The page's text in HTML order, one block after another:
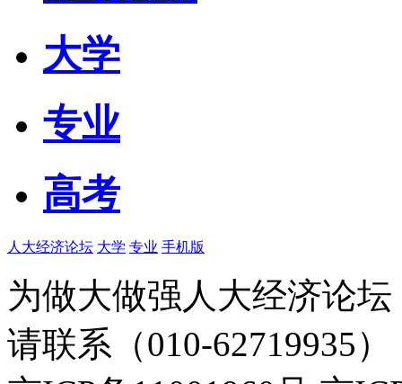
大学
专业
高考
人大经济论坛 大学 专业 手机版
为做大做强人大经济论
请联系（010-62719935）